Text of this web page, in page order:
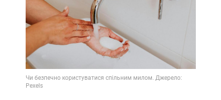
Життя
Лайфхаки
Чи безпечно користуватися спільним милом. Джерело:
Pexels